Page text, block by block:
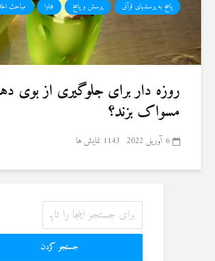
پاسخ به پرسشهای قرآنی
پرسش و پاسخ فتاوا مباحث
روزه دار برای جلوگیری از بوی
مسواک بزند؟
6 آوریل 2022 1143 نمایش ها
جستجو کردن